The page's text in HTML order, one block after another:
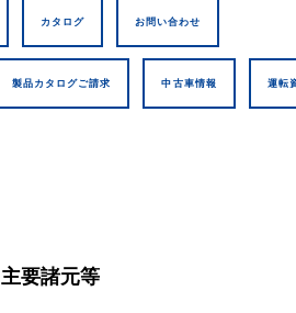
カタログ お問い合わせ
製品カタログご請求 中古車情報 運転
主要諸元等